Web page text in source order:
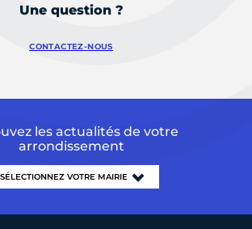
Une question ?
CONTACTEZ-NOUS
les actualités de votre
arrondissement